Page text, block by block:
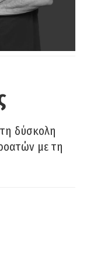
δύσκολη
με τη